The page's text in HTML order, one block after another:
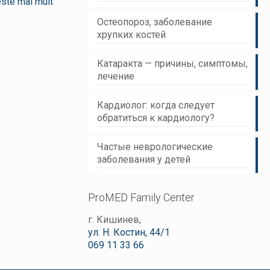
Остеопороз, заболевание
хрупких костей
Катаракта — причины, симптомы,
лечение
Кардиолог: когда следует
обратиться к кардиологу?
Частые неврологические
заболевания у детей
ProMED Family Center
г. Кишинев,
ул. Н. Костин, 44/1
069 11 33 66